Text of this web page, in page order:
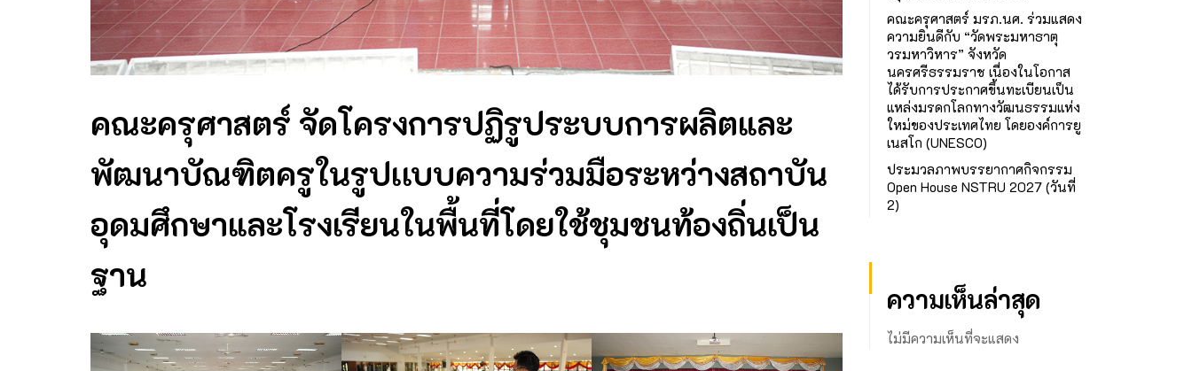
คณะครุศาสตร์ จัดโครงการปฏิรูประบบการผลิตและ
พัฒนาบัณฑิตครูในรูปเเบบความร่วมมือระหว่างสถาบัน
อุดมศึกษาและโรงเรียนในพื้นที่โดยใช้ชุมชนท้องถิ่นเป็น
ฐาน
คณะครุศาสตร์ มรภ.นศ. ร่วมแสดง
ความยินดีกับ “วัดพระมหาธาตุ
วรมหาวิหาร” จังหวัด
นครศรีธรรมราช เนื่องในโอกาส
ได้รับการประกาศขึ้นทะเบียนเป็น
แหล่งมรดกโลกทางวัฒนธรรมแห่ง
ใหม่ของประเทศไทย โดยองค์การยู
เนสโก (UNESCO)
ประมวลภาพบรรยากาศกิจกรรม
Open House NSTRU 2027 (วันที่
2)
ความเห็นล่าสุด
ไม่มีความเห็นที่จะแสดง